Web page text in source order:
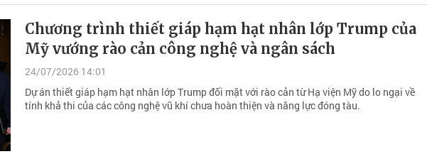
Chương trình thiết giáp hạm hạt nhân lớp Trump của
Mỹ vướng rào cản công nghệ và ngân sách
24/07/2026 14:01
Dự án thiết giáp hạm hạt nhân lớp Trump đối mặt với rào cản từ Hạ viện Mỹ do lo ngại về
tính khả thi của các công nghệ vũ khí chưa hoàn thiện và năng lực đóng tàu.